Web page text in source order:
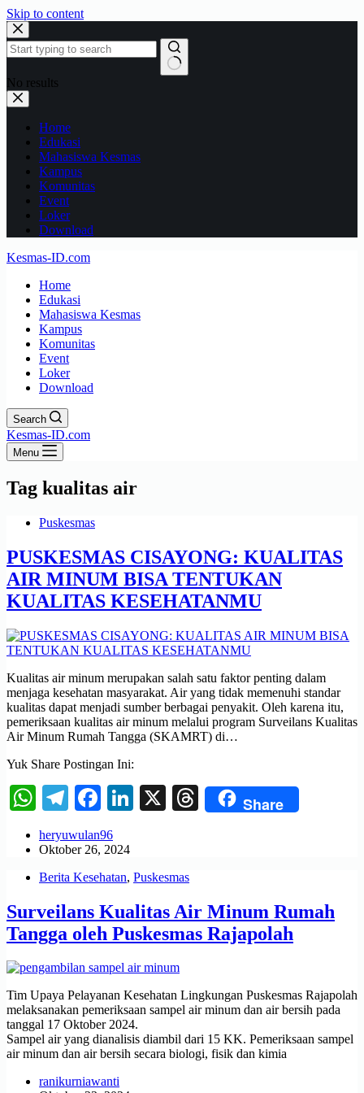
Skip to content
No results
Home
Edukasi
Mahasiswa Kesmas
Kampus
Komunitas
Event
Loker
Download
Kesmas-ID.com
Home
Edukasi
Mahasiswa Kesmas
Kampus
Komunitas
Event
Loker
Download
Search
Kesmas-ID.com
Menu
Tag kualitas air
Puskesmas
PUSKESMAS CISAYONG: KUALITAS
AIR MINUM BISA TENTUKAN
KUALITAS KESEHATANMU
Kualitas air minum merupakan salah satu faktor penting dalam
menjaga kesehatan masyarakat. Air yang tidak memenuhi standar
kualitas dapat menjadi sumber berbagai penyakit. Oleh karena itu,
pemeriksaan kualitas air minum melalui program Surveilans Kualitas
Air Minum Rumah Tangga (SKAMRT) di…
Yuk Share Postingan Ini:
WhatsApp
Telegram
Facebook
LinkedIn
X Threads
Share
heryuwulan96
Oktober 26, 2024
Berita Kesehatan, Puskesmas
Surveilans Kualitas Air Minum Rumah
Tangga oleh Puskesmas Rajapolah
Tim Upaya Pelayanan Kesehatan Lingkungan Puskesmas Rajapolah
melaksanakan pemeriksaan sampel air minum dan air bersih pada
tanggal 17 Oktober 2024.
Sampel air yang dianalisis diambil dari 15 KK. Pemeriksaan sampel
air minum dan air bersih secara biologi, fisik dan kimia
ranikurniawanti